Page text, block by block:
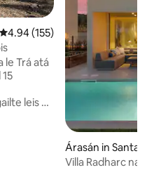
Meánrátáil 4.94 as 5, 155
4.94 (155)
le Trá atá
leis an
Árasán in Santa
Nexe
Villa Radharc na